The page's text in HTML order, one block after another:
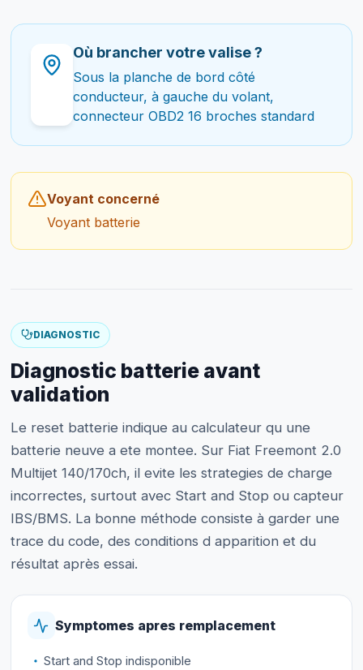
Où brancher votre valise ?
Sous la planche de bord côté
conducteur, à gauche du volant,
connecteur OBD2 16 broches standard
Voyant concerné
Voyant batterie
DIAGNOSTIC
Diagnostic batterie avant
validation
Le reset batterie indique au calculateur qu une
batterie neuve a ete montee. Sur Fiat Freemont 2.0
Multijet 140/170ch, il evite les strategies de charge
incorrectes, surtout avec Start and Stop ou capteur
IBS/BMS. La bonne méthode consiste à garder une
trace du code, des conditions d apparition et du
résultat après essai.
Symptomes apres remplacement
Start and Stop indisponible